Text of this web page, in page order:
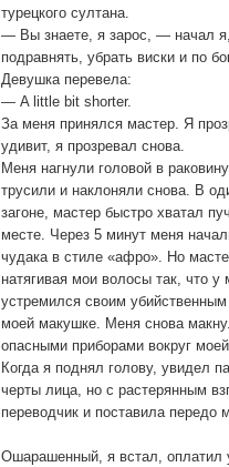
турецкого султана.
— Вы знаете, я зарос, — начал
подравнять, убрать виски и по
Девушка перевела:
— A little bit shorter.
За меня принялся мастер. Я
удивит, я прозревал снова.
Меня нагнули головой в
трусили и наклоняли снова. В
загоне, мастер быстро хватал
месте. Через 5 минут меня
чудака в стиле «афро». Но
натягивая мои волосы так, что
устремился своим
моей макушке. Меня снова
опасными приборами вокруг
Когда я поднял голову, увидел
черты лица, но с растерянным
переводчик и поставила передо
Ошарашенный, я встал, оплатил